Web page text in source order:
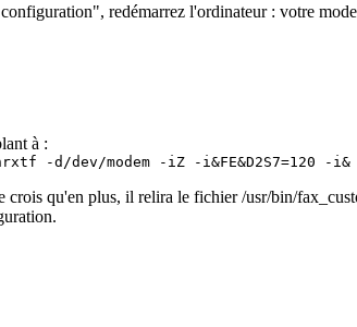
redémarrez l'ordinateur : votre
à :
-d/dev/modem -iZ -i&FE&D2S7=120 -i&
crois qu'en plus, il relira le fichier /usr/bin/